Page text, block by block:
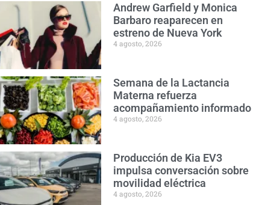
Andrew Garfield y Monica
Barbaro reaparecen en
estreno de Nueva York
4 agosto, 2026
Semana de la Lactancia
Materna refuerza
acompañamiento informado
4 agosto, 2026
Producción de Kia EV3
impulsa conversación sobre
movilidad eléctrica
4 agosto, 2026